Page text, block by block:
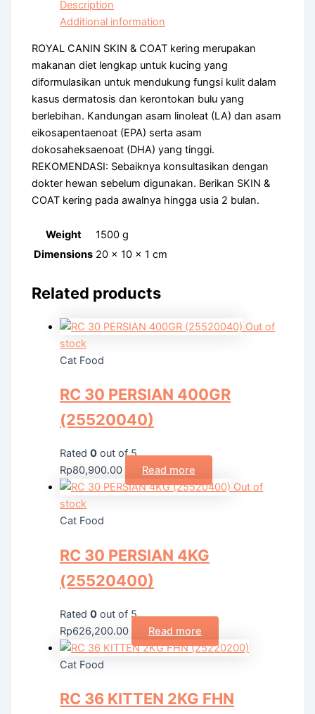
Description
Additional information
ROYAL CANIN SKIN & COAT kering merupakan
makanan diet lengkap untuk kucing yang
diformulasikan untuk mendukung fungsi kulit dalam
kasus dermatosis dan kerontokan bulu yang
berlebihan. Kandungan asam linoleat (LA) dan asam
eikosapentaenoat (EPA) serta asam
dokosaheksaenoat (DHA) yang tinggi.
REKOMENDASI: Sebaiknya konsultasikan dengan
dokter hewan sebelum digunakan. Berikan SKIN &
COAT kering pada awalnya hingga usia 2 bulan.
Weight
1500 g
Dimensions 20 × 10 × 1 cm
Related products
Out of
stock
Cat Food
RC 30 PERSIAN 400GR
(25520040)
Rated0 out of 5
Rp80,900.00
Read more
Out of
stock
Cat Food
RC 30 PERSIAN 4KG
(25520400)
Rated0 out of 5
Rp626,200.00 Read more
Cat Food
RC 36 KITTEN 2KG FHN